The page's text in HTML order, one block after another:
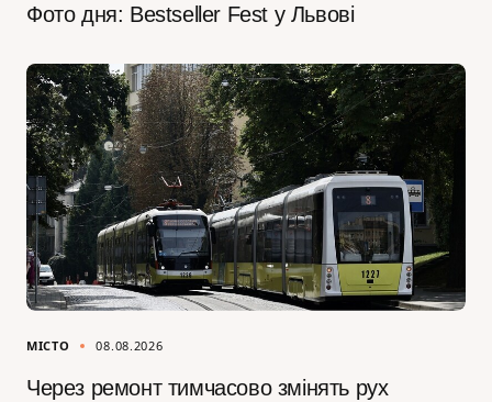
Фото дня: Bestseller Fest у Львові
МІСТО 08.08.2026
Через ремонт тимчасово змінять рух